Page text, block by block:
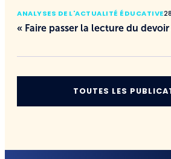
ANALYSES DE L'ACTUALITÉ ÉDUCATIVE
« Faire passer la lecture du
TOUTES LES